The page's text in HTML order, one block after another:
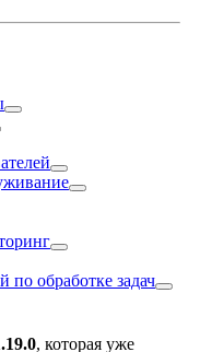
обработке задач
, которая уже